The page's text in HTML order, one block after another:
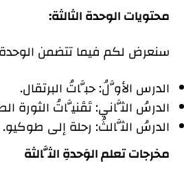
محتويات الوحدة الثالثة:
سنعرض لكم فيما تتضمن
الدرس الأوَّلُ: حبَّاتُ البرتقال.
الدرسُ الثَّاني: تَقَنيَّاتُ الثورة
الدرسُ الثَّالثُ: رحلة إلى طوكيو.
مخرجات تعلم الوَحدةِ الثَّالثة